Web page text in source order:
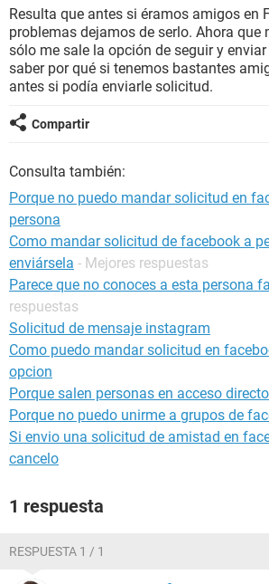
Resulta que antes si éramos amigos en
problemas dejamos de serlo. Ahora que
sólo me sale la opción de seguir y
saber por qué si tenemos bastantes
antes si podía enviarle solicitud.
Compartir
Consulta también:
Porque no puedo mandar solicitud en
persona
Como mandar solicitud de facebook a
enviársela - Mejores respuestas
Parece que no conoces a esta persona
respuestas
Solicitud de mensaje instagram
Como puedo mandar solicitud en
opcion
Porque salen personas en acceso
Porque no puedo unirme a grupos de
Si envio una solicitud de amistad en
cancelo
1 respuesta
RESPUESTA 1 / 1